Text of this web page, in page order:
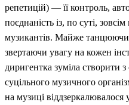
репетицій) — її контроль,
поєднаність із, по суті,
музикантів. Майже
звертаючи увагу на кожен
диригентка зуміла створити
суцільного музичного
на музиці